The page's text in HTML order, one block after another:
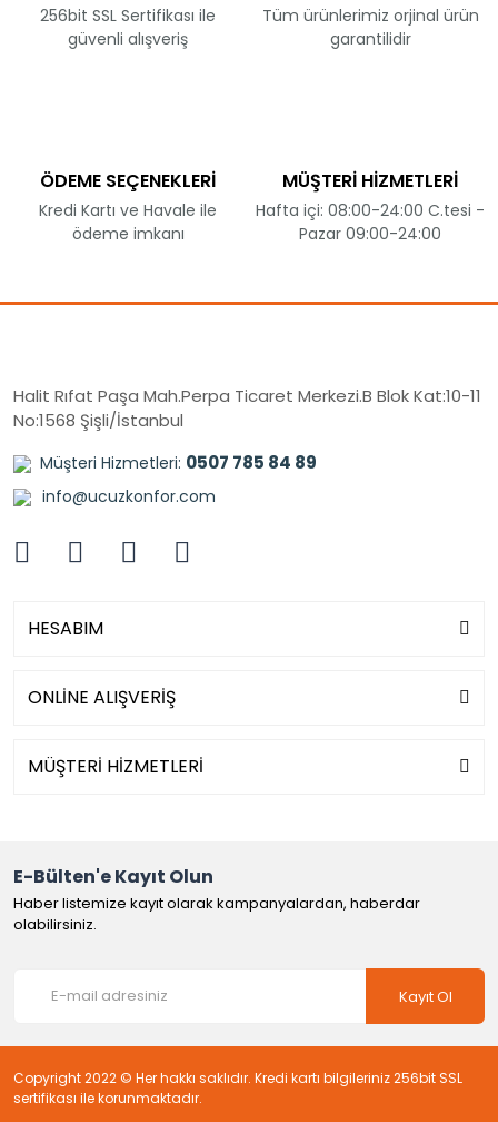
256bit SSL Sertifikası ile
güvenli alışveriş
Tüm ürünlerimiz orjinal ürün
garantilidir
ÖDEME SEÇENEKLERİ
Kredi Kartı ve Havale ile
ödeme imkanı
MÜŞTERİ HİZMETLERİ
Hafta içi: 08:00-24:00 C.tesi -
Pazar 09:00-24:00
Halit Rıfat Paşa Mah.Perpa Ticaret Merkezi.B Blok Kat:10-11
No:1568 Şişli/İstanbul
Müşteri Hizmetleri: 0507 785 84 89
info@ucuzkonfor.com
HESABIM
ONLİNE ALIŞVERİŞ
MÜŞTERİ HİZMETLERİ
E-Bülten'e Kayıt Olun
Haber listemize kayıt olarak kampanyalardan, haberdar
olabilirsiniz.
Kayıt Ol
Copyright 2022 © Her hakkı saklıdır. Kredi kartı bilgileriniz 256bit SSL
sertifikası ile korunmaktadır.